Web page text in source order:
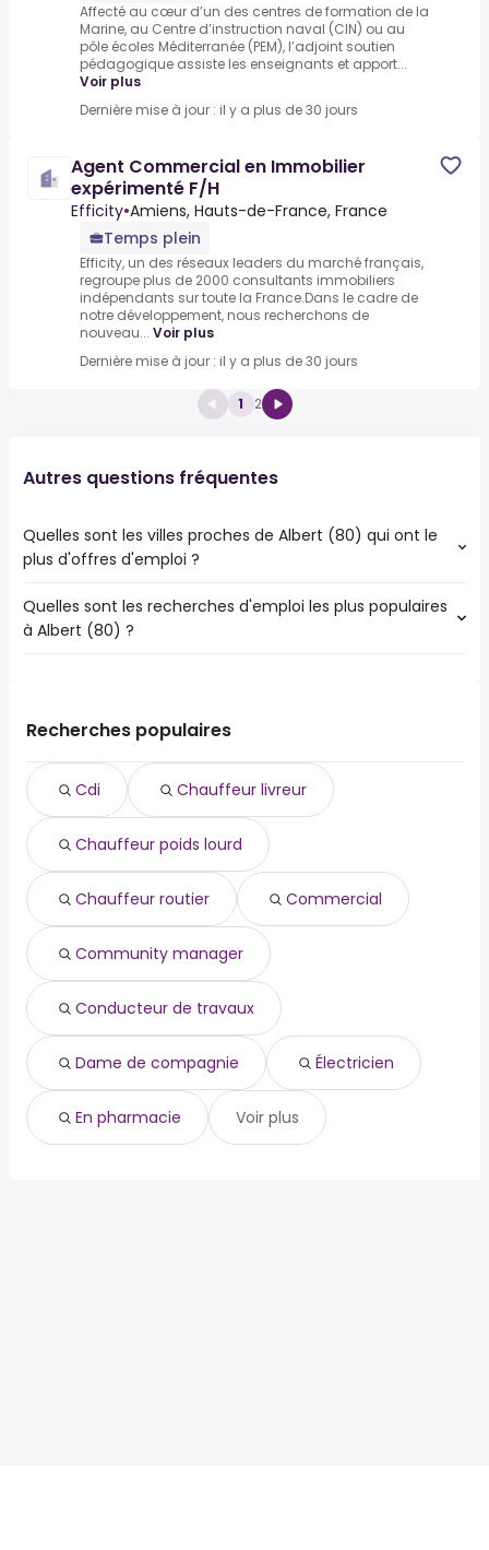
Affecté au cœur d’un des centres de formation de la
Marine, au Centre d’instruction naval (CIN) ou au
pôle écoles Méditerranée (PEM), l’adjoint soutien
pédagogique assiste les enseignants et apport...
Voir plus
Dernière mise à jour : il y a plus de 30 jours
Agent Commercial en Immobilier
expérimenté F/H
Efficity•Amiens, Hauts-de-France, France
Temps plein
Efficity, un des réseaux leaders du marché français,
regroupe plus de 2000 consultants immobiliers
indépendants sur toute la France.Dans le cadre de
notre développement, nous recherchons de
nouveau... Voir plus
Dernière mise à jour : il y a plus de 30 jours
1 2
Autres questions fréquentes
Quelles sont les villes proches de Albert (80) qui ont le
plus d'offres d'emploi ?
Les 10 villes proches de Albert (80) qui ont le plus d'offres
d'emploi sont :
Péronne
Montdidier
Doullens
Roye
Quelles sont les recherches d'emploi les plus populaires
à Albert (80) ?
cdi
chauffeur poids lourd
chauffeur routier
commercial
community manager
conducteur de travaux
dame de compagnie
électricien
en pharmacie
Recherches populaires
Cdi Chauffeur livreur
Chauffeur poids lourd
Chauffeur routier Commercial
Community manager
Conducteur de travaux
Dame de compagnie Électricien
En pharmacie Voir plus